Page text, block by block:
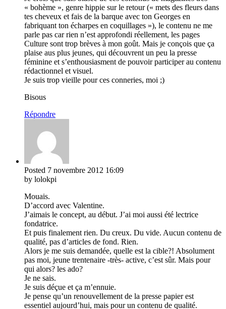
« bohème », genre hippie sur le retour (« mets des fleurs dans
tes cheveux et fais de la barque avec ton Georges en
fabriquant ton écharpes en coquillages »), le contenu ne me
parle pas car rien n’est approfondi réellement, les pages
Culture sont trop brèves à mon goût. Mais je conçois que ça
plaise aus plus jeunes, qui découvrent un peu la presse
féminine et s’enthousiasment de pouvoir participer au contenu
rédactionnel et visuel.
Je suis trop vieille pour ces conneries, moi ;)
Bisous
Répondre
Posted 7 novembre 2012 16:09
by lolokpi
Mouais.
D’accord avec Valentine.
J’aimais le concept, au début. J’ai moi aussi été lectrice
fondatrice.
Et puis finalement rien. Du creux. Du vide. Aucun contenu de
qualité, pas d’articles de fond. Rien.
Alors je me suis demandée, quelle est la cible?! Absolument
pas moi, jeune trentenaire -très- active, c’est sûr. Mais pour
qui alors? les ado?
Je ne sais.
Je suis déçue et ça m’ennuie.
Je pense qu’un renouvellement de la presse papier est
essentiel aujourd’hui, mais pour un contenu de qualité.